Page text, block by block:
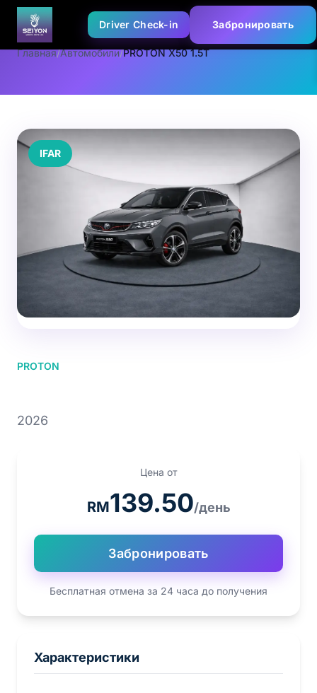
Driver Check-in Забронировать
Главная/Автомобили/PROTON X50 1.5T
IFAR
PROTON
2026
Цена от
RM139.50/день
Забронировать
Бесплатная отмена за 24 часа до получения
Характеристики